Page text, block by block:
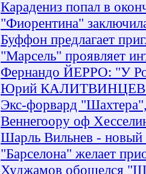
Карадениз попал в
"Фиорентина"
Буффон предлагает
"Марсель" проявляет
Фернандо ЙЕРРО: "У
Юрий КАЛИТВИНЦЕВ:
Экс-форвард
Веннегоору оф
Шарль Вильнев -
"Барселона" желает
Худжамов обошелся